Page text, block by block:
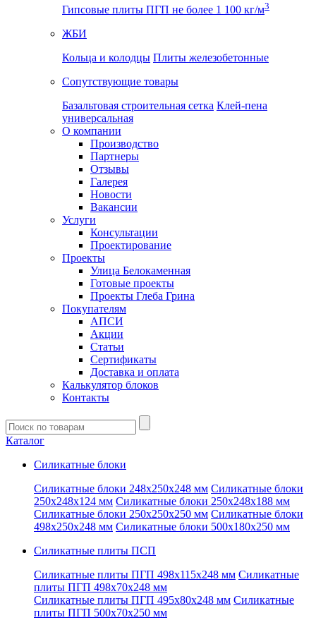
Гипсовые плиты ПГП не более 1 100 кг/м3
ЖБИ
Кольца и колодцы Плиты железобетонные
Сопутствующие товары
Базальтовая строительная сетка Клей-пена
универсальная
О компании
Производство
Партнеры
Отзывы
Галерея
Новости
Вакансии
Услуги
Консультации
Проектирование
Проекты
Улица Белокаменная
Готовые проекты
Проекты Глеба Грина
Покупателям
АПСИ
Акции
Статьи
Сертификаты
Доставка и оплата
Калькулятор блоков
Контакты
Введите
запрос
Каталог
Силикатные блоки
Силикатные блоки 248x250x248 мм Силикатные блоки
250x248x124 мм Силикатные блоки 250x248x188 мм
Силикатные блоки 250x250x250 мм Силикатные блоки
498x250x248 мм Силикатные блоки 500x180x250 мм
Силикатные плиты ПСП
Силикатные плиты ПГП 498x115x248 мм Силикатные
плиты ПГП 498x70x248 мм
Силикатные плиты ПГП 495x80x248 мм Силикатные
плиты ПГП 500x70x250 мм